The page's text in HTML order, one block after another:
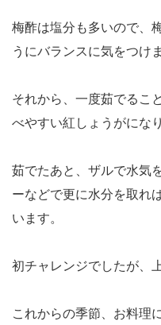
梅酢は塩分も多いので、
うにバランスに気をつけ
それから、一度茹でるこ
べやすい紅しょうがにな
茹でたあと、ザルで水気
ーなどで更に水分を取れ
います。
初チャレンジでしたが、
これからの季節、お料理